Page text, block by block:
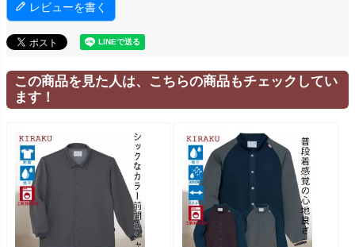
レビューを書く
この商品を見た人は、こちらの商品もチェックしてい
ます！